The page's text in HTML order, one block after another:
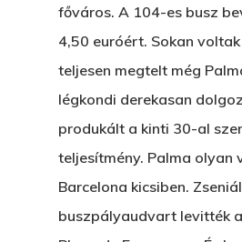
főváros. A 104-es busz
4,50 euróért. Sokan
teljesen megtelt még
légkondi derekasan
produkált a kinti 30-al
teljesítmény. Palma olyan
Barcelona kicsiben.
buszpályaudvart levitték